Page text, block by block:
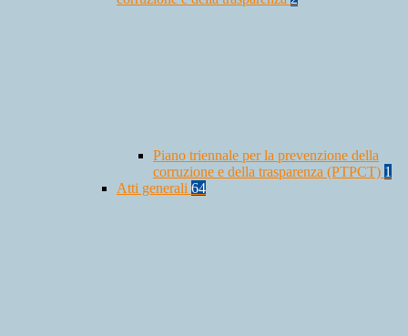
Piano triennale per la prevenzione della
corruzione e della trasparenza (PTPCT) 1
Atti generali 64